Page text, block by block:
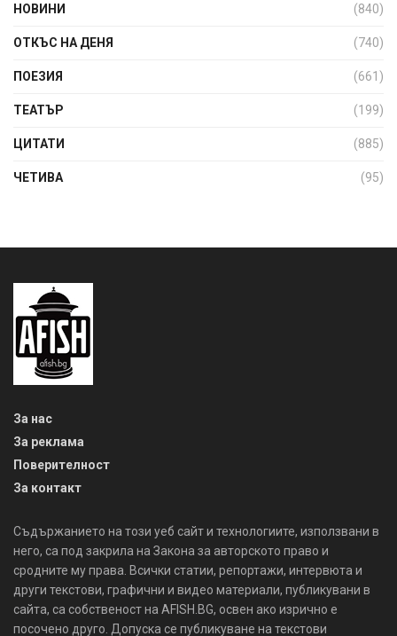
НОВИНИ (840)
ОТКЪС НА ДЕНЯ (740)
ПОЕЗИЯ (661)
ТЕАТЪР (199)
ЦИТАТИ (885)
ЧЕТИВА (95)
За нас
За реклама
Поверителност
За контакт
Съдържанието на този уеб сайт и технологиите, използвани в
него, са под закрила на Закона за авторското право и
сродните му права. Всички статии, репортажи, интервюта и
други текстови, графични и видео материали, публикувани в
сайта, са собственост на AFISH.BG, освен ако изрично е
посочено друго. Допуска се публикуване на текстови